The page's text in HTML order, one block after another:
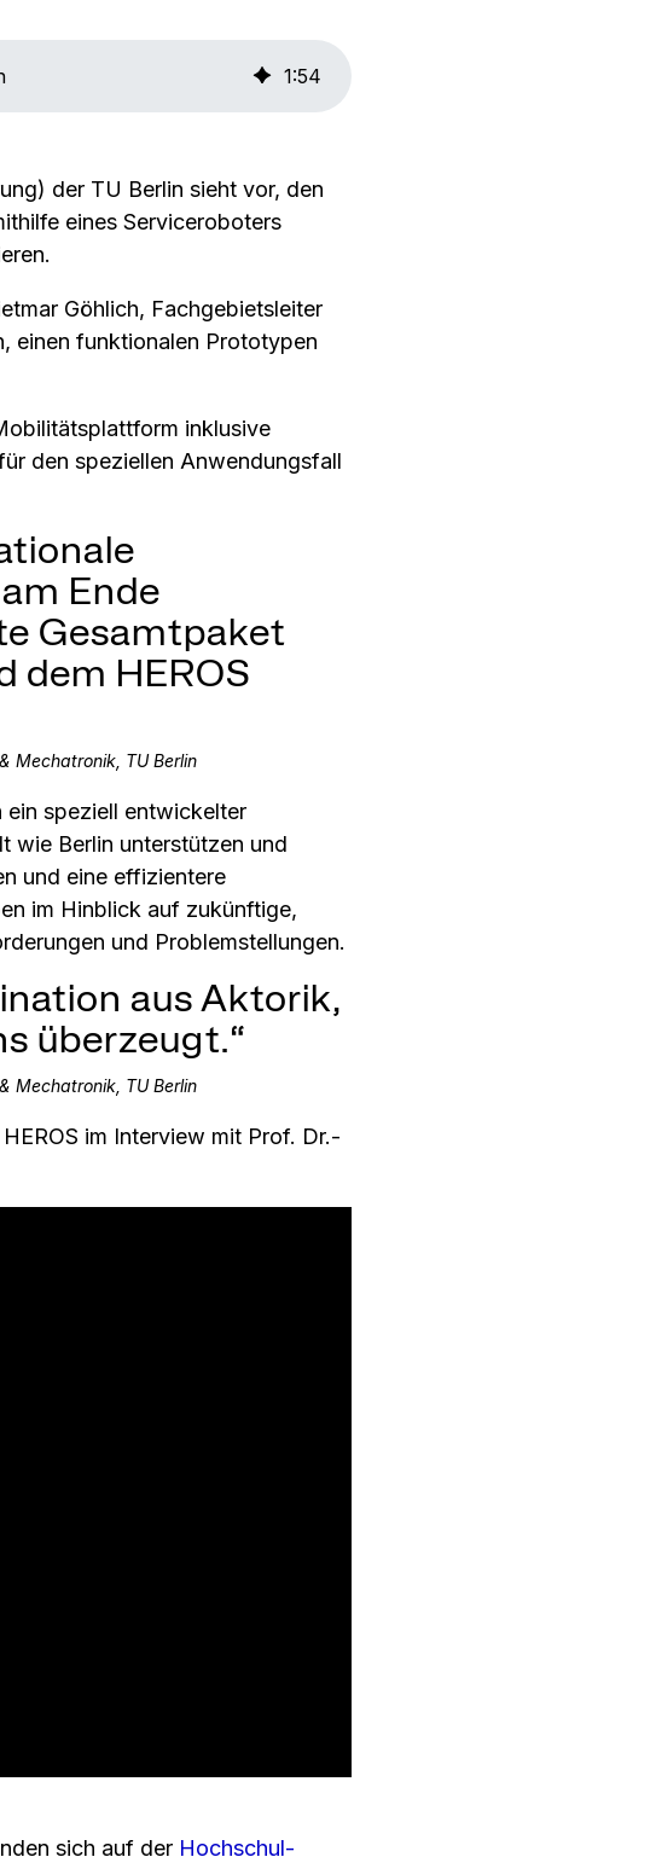
1:54
der TU Berlin sieht vor, den
eines Serviceroboters
Göhlich, Fachgebietsleiter
einen funktionalen Prototypen
inklusive
den speziellen Anwendungsfall
Ende
Gesamtpaket
dem HEROS
Mechatronik, TU Berlin
speziell entwickelter
wie Berlin unterstützen und
und eine effizientere
im Hinblick auf zukünftige,
und Problemstellungen.
aus Aktorik,
überzeugt.“
Mechatronik, TU Berlin
im Interview mit Prof. Dr.-
sich auf der Hochschul-